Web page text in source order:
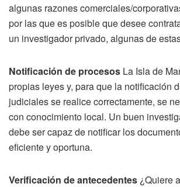
algunas razones comerciales/
por las que es posible que desee
un investigador privado, algunas de
Notificación de procesos La Isla de
propias leyes y, para que la notificación
judiciales se realice correctamente, se
con conocimiento local. Un buen
debe ser capaz de notificar los
eficiente y oportuna.
Verificación de antecedentes ¿Quiere